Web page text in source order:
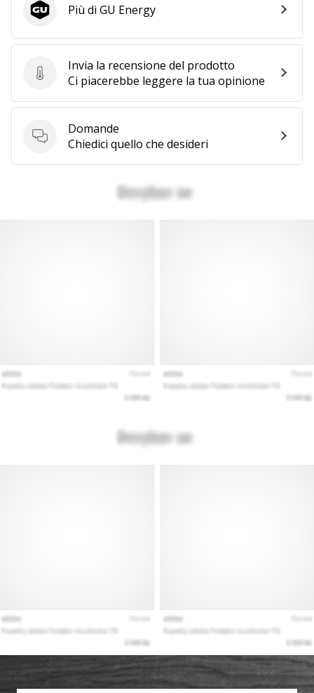
Invia la recensione del prodotto
Invia la recensione del prodotto
Ci piacerebbe leggere la tua opinione
Domande
Domande
Chiedici quello che desideri
GU EnergyPiù di GU Energy